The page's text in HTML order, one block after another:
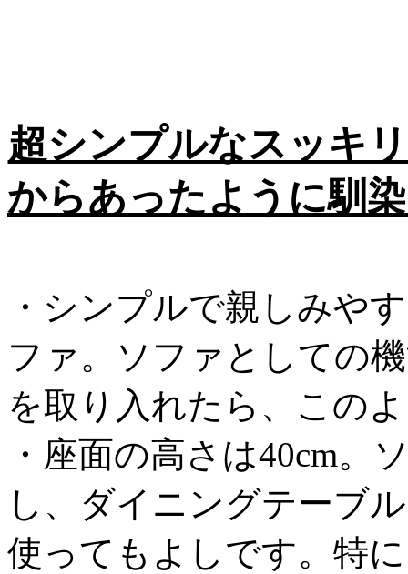
超シンプルなスッキ
からあったように馴
・シンプルで親しみや
ファ。ソファとしての
を取り入れたら、この
・座面の高さは40cm。
し、ダイニングテーブ
使ってもよしです。特